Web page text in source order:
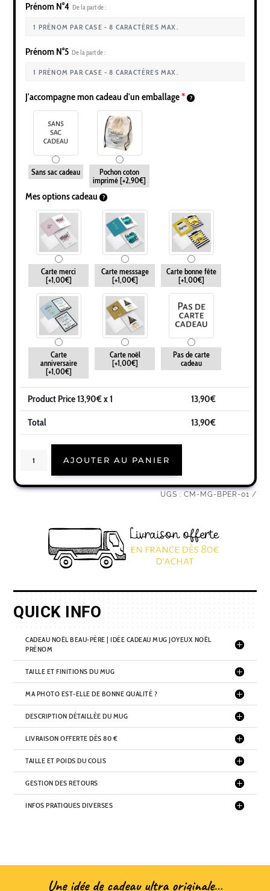
Prénom N°4 De la part de :
Prénom N°5 De la part de :
J'accompagne mon cadeau d'un emballage*
Sans sac cadeau
Pochon coton
imprimé[+2,90€]
Mes options cadeau
Carte merci
[+1,00€]
Carte messsage
[+1,00€]
Carte bonne fête
[+1,00€]
Carte
anniversaire
[+1,00€]
Carte noël
[+1,00€]
Pas de carte
cadeau
Product Price13,90€ x 1 13,90€
Total 13,90€
beau-
prénom
AJOUTER AU PANIER
UGS : CM-MG-BPER-01
QUICK INFO
CADEAU NOËL BEAU-PÈRE | IDÉE CADEAU MUG JOYEUX NOËL
PRÉNOM
TAILLE ET FINITIONS DU MUG
MA PHOTO EST-ELLE DE BONNE QUALITÉ ?
DESCRIPTION DÉTAILLÉE DU MUG
LIVRAISON OFFERTE DÈS 80 €
TAILLE ET POIDS DU COLIS
GESTION DES RETOURS
INFOS PRATIQUES DIVERSES
Une idée de cadeau ultra originale…